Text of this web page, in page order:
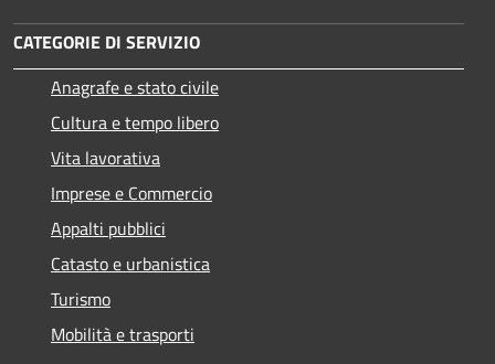
CATEGORIE DI SERVIZIO
Anagrafe e stato civile
Cultura e tempo libero
Vita lavorativa
Imprese e Commercio
Appalti pubblici
Catasto e urbanistica
Turismo
Mobilità e trasporti